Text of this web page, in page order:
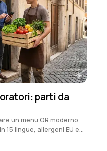
parti da
un menu QR moderno
15 lingue, allergeni EU e